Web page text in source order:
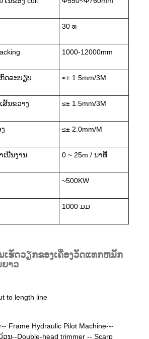
30 ທ
1000-12000mm
ດລະບຽບ ≤± 1.5mm/3M
ສັ້ນຂວາງ ≤± 1.5mm/3M
≤± 2.0mm/M
ເນີນງານ 0 ~ 25m / ນາທີ
~500KW
1000 ມມ
ເຮັດວຽກຂອງເຄື່ອງວັດແທກຫນັກ
ຍາວ
Frame Hydraulic Pilot Machine---
ນ--Double-head trimmer -- Scarp